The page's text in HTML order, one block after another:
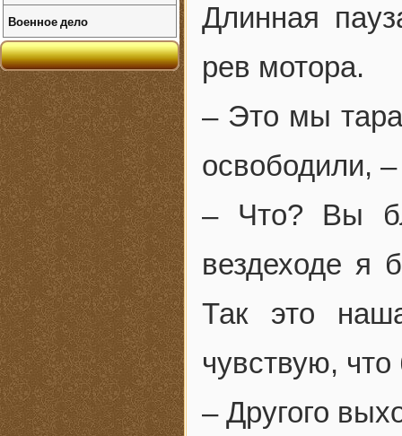
Длинная
рев мотора.
– Это мы
освободили,
– Что? Вы
вездеходе я
Так это
чувствую, что
– Другого
Военное дело